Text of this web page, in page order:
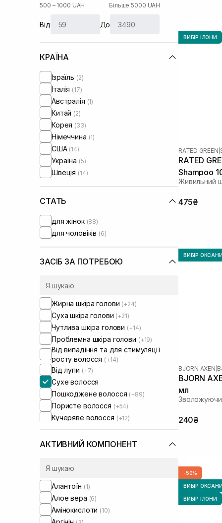
Orising(3)
Rated Green (9)
WhoCares
Xuandi Si
500 – 1000 UAH
Більше 5000 UAH
Від До
КРАЇНА
Ізраїль (2)
Італія (17)
Австралія (1)
Китай (2)
Корея (33)
Німеччина (1)
США (14)
Україна (5)
Швеція (14)
СТАТЬ
для жінок (88)
для чоловіків (6)
ЗАСІБ ЗА ПОТРЕБОЮ
Жирна шкіра голови (+24)
Суха шкіра голови (+21)
Чутлива шкіра голови (+14)
Проблемна шкіра голови (+19)
Від випадіння та для стимуляції
росту волосся (+14)
Від лупи (+7)
Сухе волосся
Пошкоджене волосся (+89)
Пористе волосся (+54)
Кучеряве волосся (+12)
Фарбоване волосся(+43)
Тонке волосся(+52)
Для обʼєму волосся
Для відновлення волосся
Для глибокого очищення
Маски для блонду
АКТИВНИЙ КОМПОНЕНТ
Алантоїн (1)
Алое вера (6)
Амінокислоти (10)
ВИБІР ІЛОНИ
RATED GREEN
RATED
Shampoo
Живильний
475₴
ВИБІР ОКСАНИ
BJORN AXEN
BJORN
мл
240₴
-50%
ВИБІР ОКСАНИ
ВИБІР ІЛОНИ